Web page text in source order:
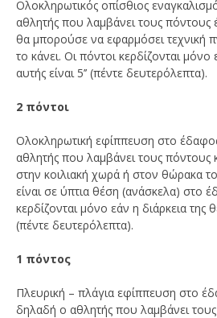
Ολοκληρωτικός οπίσθιος
αθλητής που λαμβάνει τους πόντους
θα μπορούσε να εφαρμόσει τεχνική
το κάνει. Οι πόντοι κερδίζονται μόνο
αυτής είναι 5’’ (πέντε δευτερόλεπτα).
2 πόντοι
Ολοκληρωτική εφίππευση στο
αθλητής που λαμβάνει τους πόντους
στην κοιλιακή χωρά ή στον θώρακα
είναι σε ύπτια θέση (ανάσκελα) στο
κερδίζονται μόνο εάν η διάρκεια της
(πέντε δευτερόλεπτα).
1 πόντος
Πλευρική – πλάγια εφίππευση στο
δηλαδή ο αθλητής που λαμβάνει τους